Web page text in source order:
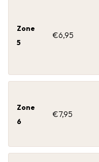
Zone
5
€6,95
Zone
6
€7,95